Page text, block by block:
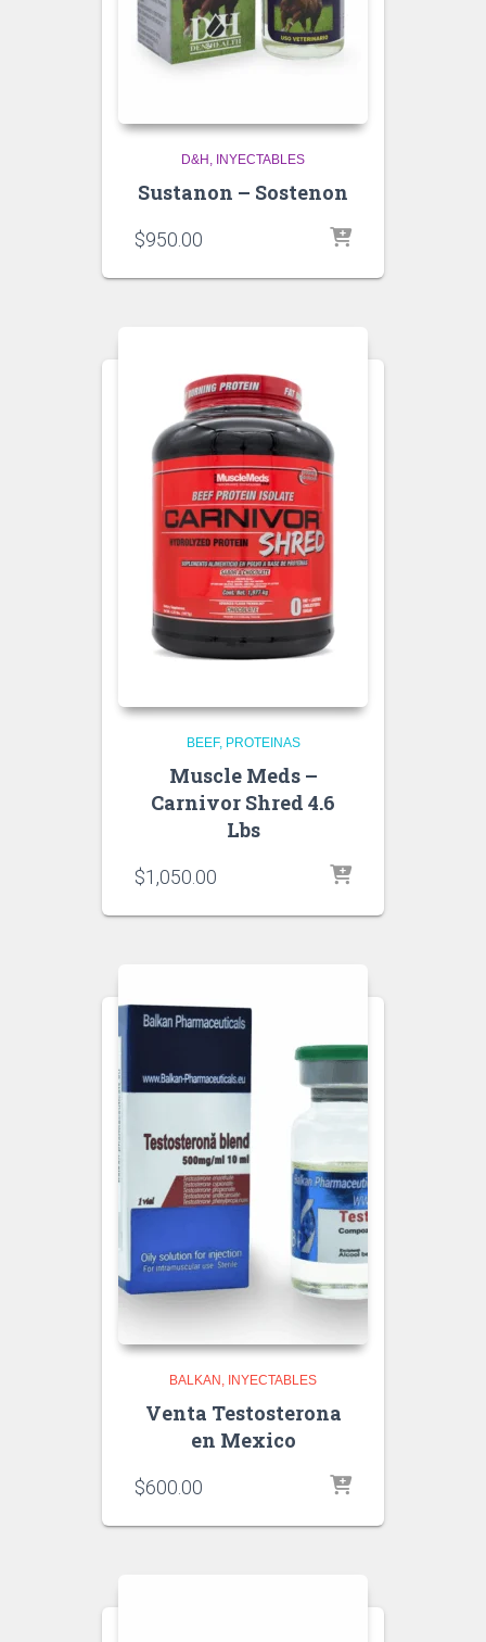
D&H INYECTABLES
Sustanon – Sostenon
$950.00
BEEF PROTEINAS
Muscle Meds –
Carnivor Shred 4.6
Lbs
$1,050.00
BALKAN INYECTABLES
Venta Testosterona
en Mexico
$600.00